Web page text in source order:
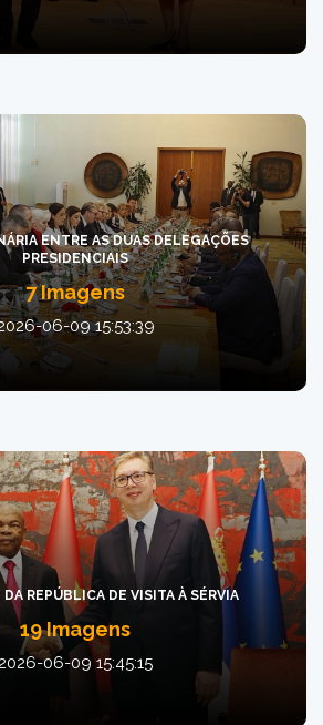
ENTRE AS DUAS DELEGAÇÕES
PRESIDENCIAIS
7 Imagens
06-09 15:53:39
REPÚBLICA DE VISITA À SÉRVIA
19 Imagens
2026-06-09 15:45:15